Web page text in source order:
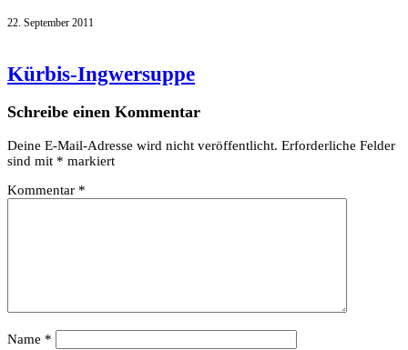
22. September 2011
Kürbis-Ingwersuppe
Schreibe einen Kommentar
Deine E-Mail-Adresse wird nicht veröffentlicht. Erforderliche Felder
sind mit * markiert
Kommentar *
Name *